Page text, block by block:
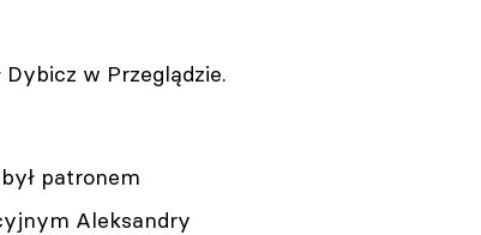
w Przeglądzie.
patronem
Aleksandry